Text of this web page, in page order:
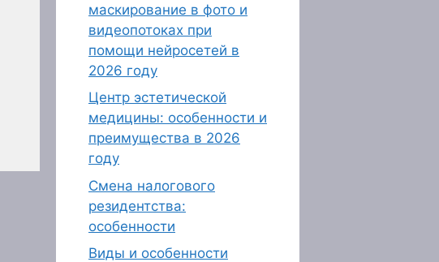
маскирование в фото и
видеопотоках при
помощи нейросетей в
2026 году
Центр эстетической
медицины: особенности и
преимущества в 2026
году
Смена налогового
резидентства:
особенности
Виды и особенности